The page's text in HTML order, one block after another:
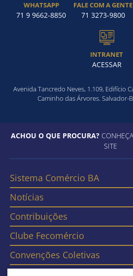
WHATSAPP
71 9 9662-8850
FALE COM A GENTE
71 3273-9800
INTRANET
ACESSAR
Avenida Tancredo Neves, 1.109, Edifício
Caminho das Árvores. Salvador-
ACHOU O QUE PROCURA?
SITE
Sistema Comércio BA
Notícias
Contribuições
Clube Fecomércio
Convenções Coletivas